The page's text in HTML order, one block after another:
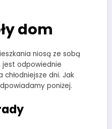
dom
niosą ze sobą
jest odpowiednie
dni. Jak
poniżej.